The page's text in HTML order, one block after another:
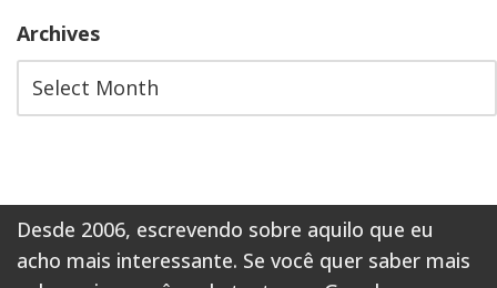
Archives
Desde 2006, escrevendo sobre aquilo que eu
acho mais interessante. Se você quer saber mais